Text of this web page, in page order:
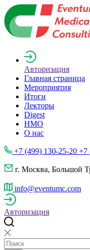
Авторизация
Главная страница
Мероприятия
Итоги
Лекторы
Digest
НМО
О нас
+7 (499) 130-25-20 +7
г. Москва, Большой
info@eventumc.com
Авторизация